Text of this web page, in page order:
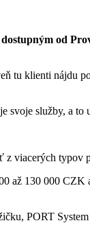
od
tu klienti nájdu
svoje služby, a to
z viacerých typov
až 130 000 CZK
PORT